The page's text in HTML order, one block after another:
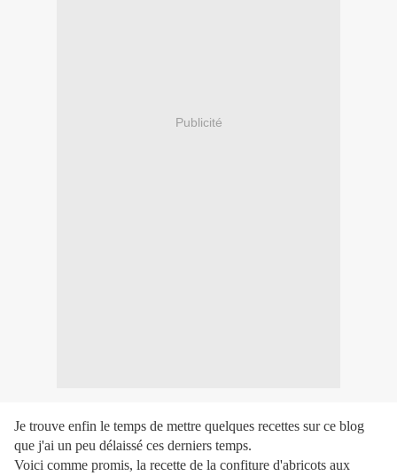
Publicité
Je trouve enfin le temps de mettre quelques recettes sur ce blog
que j'ai un peu délaissé ces derniers temps.
Voici comme promis, la recette de la confiture d'abricots aux